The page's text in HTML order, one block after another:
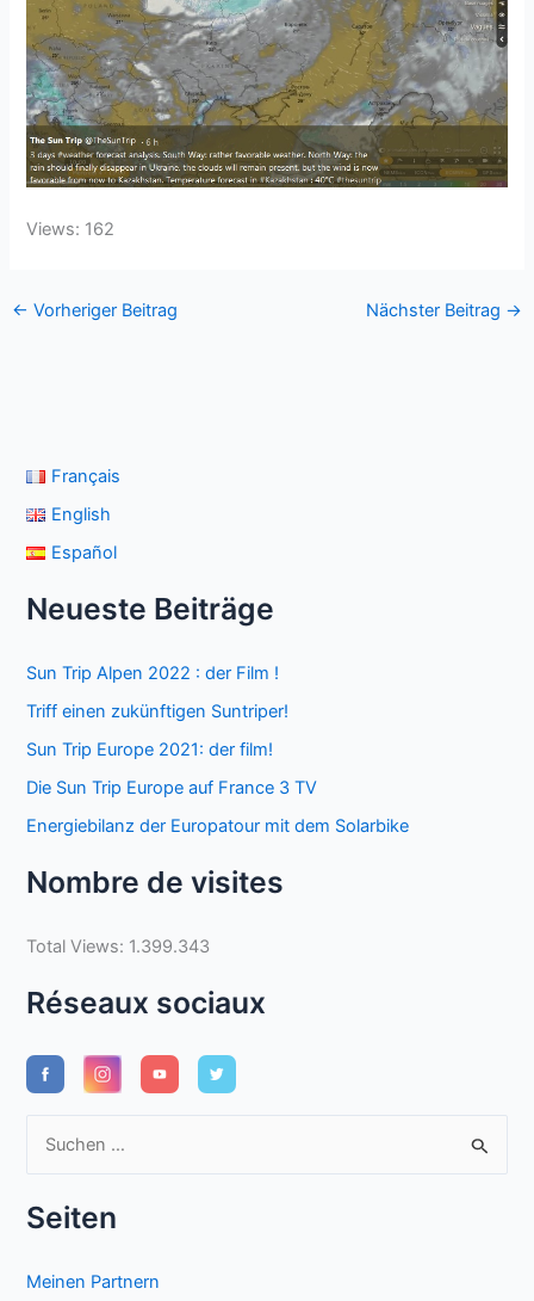
Views: 162
← Vorheriger Beitrag Nächster Beitrag →
Français
English
Español
Neueste Beiträge
Sun Trip Alpen 2022 : der Film !
Triff einen zukünftigen Suntriper!
Sun Trip Europe 2021: der film!
Die Sun Trip Europe auf France 3 TV
Energiebilanz der Europatour mit dem Solarbike
Nombre de visites
Total Views: 1.399.343
Réseaux sociaux
h
Seiten
Meinen Partnern